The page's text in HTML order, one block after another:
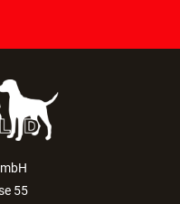
55